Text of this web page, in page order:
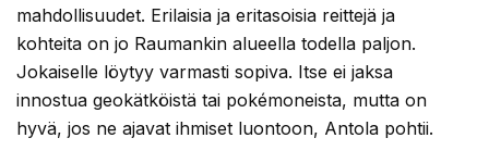
mahdollisuudet. Erilaisia ja eritasoisia reittejä ja
kohteita on jo Raumankin alueella todella paljon.
Jokaiselle löytyy varmasti sopiva. Itse ei jaksa
innostua geokätköistä tai pokémoneista, mutta on
hyvä, jos ne ajavat ihmiset luontoon, Antola pohtii.